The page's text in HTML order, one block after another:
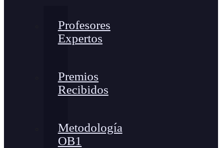
Profesores
Expertos
Premios
Recibidos
Metodología
OB1